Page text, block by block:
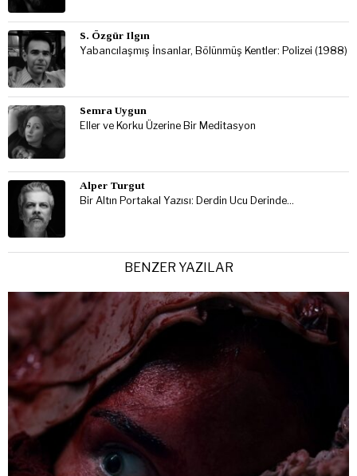
S. Özgür Ilgın
Yabancılaşmış İnsanlar, Bölünmüş Kentler: Polizei (1988)
Semra Uygun
Eller ve Korku Üzerine Bir Meditasyon
Alper Turgut
Bir Altın Portakal Yazısı: Derdin Ucu Derinde…
BENZER YAZILAR